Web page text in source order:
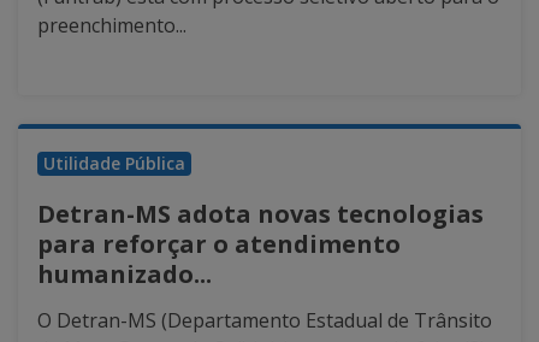
preenchimento...
Utilidade Pública
Detran-MS adota novas tecnologias
para reforçar o atendimento
humanizado...
O Detran-MS (Departamento Estadual de Trânsito